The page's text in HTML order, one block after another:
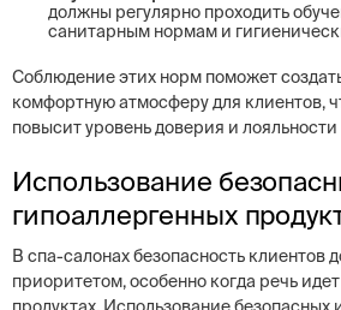
должны регулярно проходить
санитарным нормам и
Соблюдение этих норм поможет
комфортную атмосферу для клиентов,
повысит уровень доверия и лояльности
Использование
гипоаллергенных
В спа-салонах безопасность клиентов
приоритетом, особенно когда речь